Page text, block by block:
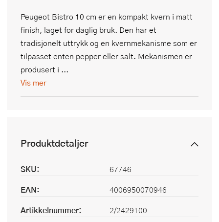
Peugeot Bistro 10 cm er en kompakt kvern i matt
finish, laget for daglig bruk. Den har et
tradisjonelt uttrykk og en kvernmekanisme som er
tilpasset enten pepper eller salt. Mekanismen er
produsert i ...
Vis mer
Produktdetaljer
SKU:
67746
EAN:
4006950070946
Artikkelnummer:
2/2429100